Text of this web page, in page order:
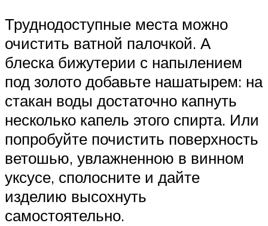
Труднодоступные места можно
очистить ватной палочкой. А
блеска бижутерии с напылением
под золото добавьте нашатырем: на
стакан воды достаточно капнуть
несколько капель этого спирта. Или
попробуйте почистить поверхность
ветошью, увлажненною в винном
уксусе, сполосните и дайте
изделию высохнуть
самостоятельно.